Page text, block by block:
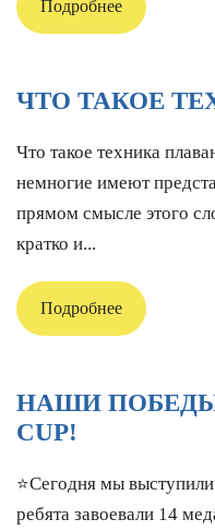
Подробнее
ЧТО ТАКОЕ
Что такое техника
немногие имеют
прямом смысле этого
кратко и...
Подробнее
НАШИ ПОБЕДЫ
CUP!
⭐️Сегодня мы
ребята завоевали 14